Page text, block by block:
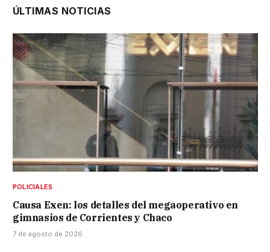
ÚLTIMAS NOTICIAS
POLICIALES
Causa Exen: los detalles del megaoperativo en
gimnasios de Corrientes y Chaco
7 de agosto de 2026